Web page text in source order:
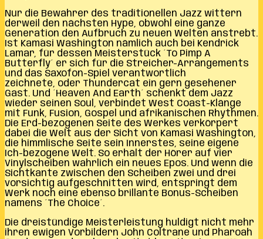
Nur die Bewahrer des traditionellen Jazz wittern
derweil den nächsten Hype, obwohl eine ganze
Generation den Aufbruch zu neuen Welten anstrebt.
Ist Kamasi Washington nämlich auch bei Kendrick
Lamar, für dessen Meisterstück ´To Pimp A
Butterfly´ er sich für die Streicher-Arrangements
und das Saxofon-Spiel verantwortlich
zeichnete, oder Thundercat ein gern gesehener
Gast. Und ´Heaven And Earth´ schenkt dem Jazz
wieder seinen Soul, verbindet West Coast-Klänge
mit Funk, Fusion, Gospel und afrikanischen Rhythmen.
Die Erd-bezogenen Seite des Werkes verkörpert
dabei die Welt aus der Sicht von Kamasi Washington,
die himmlische Seite sein Innerstes, seine eigene
Ich-bezogene Welt. So erhält der Hörer auf vier
Vinylscheiben wahrlich ein neues Epos. Und wenn die
Sichtkante zwischen den Scheiben zwei und drei
vorsichtig aufgeschnitten wird, entspringt dem
Werk noch eine ebenso brillante Bonus-Scheiben
namens ´The Choice´.
Die dreistündige Meisterleistung huldigt nicht mehr
ihren ewigen Vorbildern John Coltrane und Pharoah